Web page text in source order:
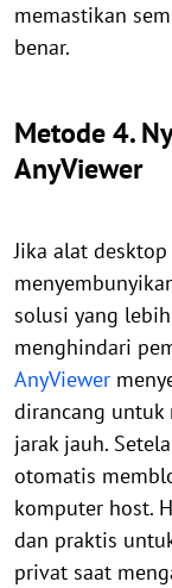
memastikan
benar.
Metode 4.
AnyViewer
Jika alat
solusi yang
menghindari
AnyViewer
dirancang untuk
jarak jauh.
otomatis
komputer host.
dan praktis
privat saat